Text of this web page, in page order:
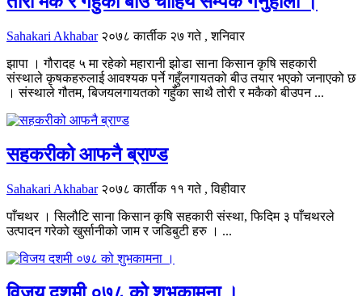
Sahakari Akhabar २०७८ कार्तीक २७ गते , शनिवार
झापा । गौरादह ५ मा रहेको महारानी झोडा साना किसान कृषि सहकारी
संस्थाले कृषकहरुलाई आवश्यक पर्ने गहुँलगायतको बीउ तयार भएको जनाएको छ
। संस्थाले गौतम, बिजयलगायतको गहुँका साथै तोरी र मकैको बीउपन ...
सहकरीको आफनै ब्राण्ड
Sahakari Akhabar २०७८ कार्तीक ११ गते , विहीवार
पाँचथर । सिलौटि साना किसान कृषि सहकारी संस्था, फिदिम ३ पाँचथरले
उत्पादन गरेको खुर्सानीको जाम र जडिबुटी हरु । ...